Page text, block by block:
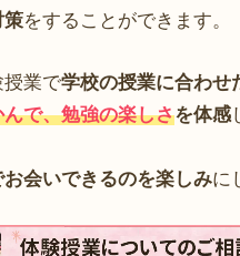
策をすることができます。
業で学校の授業に合わせ
で、勉強の楽しさを体感
会いできるのを楽しみに